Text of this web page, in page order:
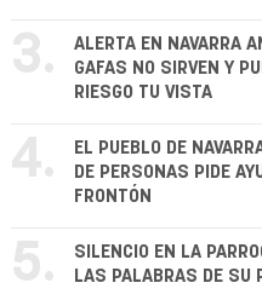
3.
ALERTA EN NAVARRA
GAFAS NO SIRVEN Y
RIESGO TU VISTA
4.
EL PUEBLO DE
DE PERSONAS PIDE
FRONTÓN
5.
SILENCIO EN LA
LAS PALABRAS DE SU